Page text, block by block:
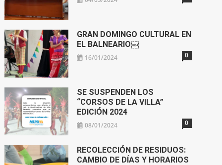
GRAN DOMINGO CULTURAL EN
EL BALNEARIO￼
16/01/2024 0
SE SUSPENDEN LOS
“CORSOS DE LA VILLA”
EDICIÓN 2024
08/01/2024 0
RECOLECCIÓN DE RESIDUOS:
CAMBIO DE DÍAS Y HORARIOS